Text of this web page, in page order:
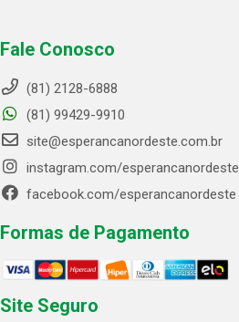
Fale Conosco
(81) 2128-6888
(81) 99429-9910
site@esperancanordeste.com.br
instagram.com/esperancanordeste
facebook.com/esperancanordeste
Formas de Pagamento
Site Seguro